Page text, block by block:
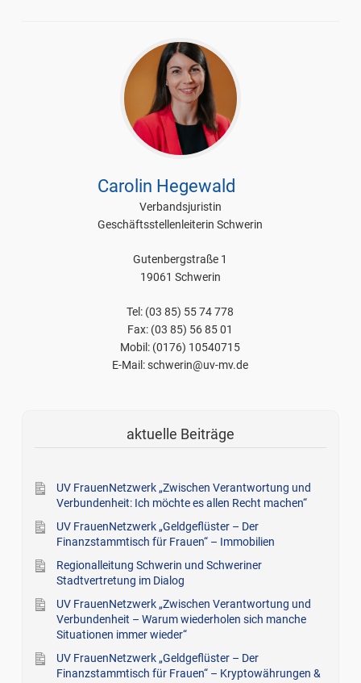
Carolin Hegewald
Verbandsjuristin
Geschäftsstellenleiterin Schwerin
Gutenbergstraße 1
19061 Schwerin
Tel: (03 85) 55 74 778
Fax: (03 85) 56 85 01
Mobil: (0176) 10540715
E-Mail: schwerin@uv-mv.de
aktuelle Beiträge
UV FrauenNetzwerk „Zwischen Verantwortung und
Verbundenheit: Ich möchte es allen Recht machen“
UV FrauenNetzwerk „Geldgeflüster – Der
Finanzstammtisch für Frauen“ – Immobilien
Regionalleitung Schwerin und Schweriner
Stadtvertretung im Dialog
UV FrauenNetzwerk „Zwischen Verantwortung und
Verbundenheit – Warum wiederholen sich manche
Situationen immer wieder“
UV FrauenNetzwerk „Geldgeflüster – Der
Finanzstammtisch für Frauen“ – Kryptowährungen &